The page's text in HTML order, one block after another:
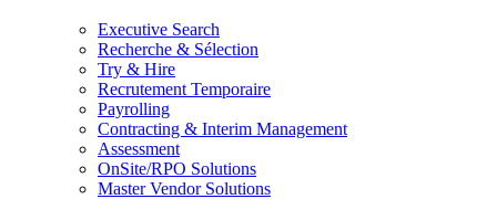
Executive Search
Recherche & Sélection
Try & Hire
Recrutement Temporaire
Payrolling
Contracting & Interim Management
Assessment
OnSite/RPO Solutions
Master Vendor Solutions